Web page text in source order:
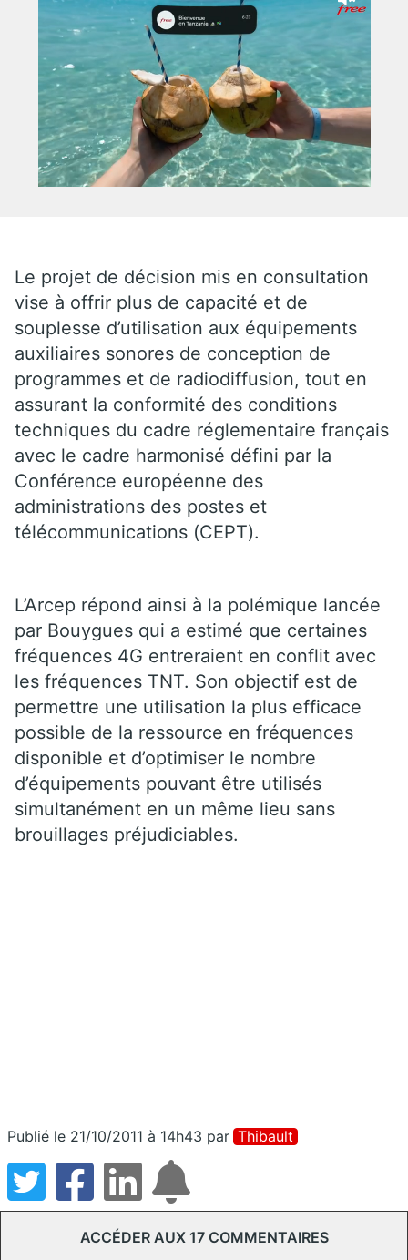
Le projet de décision mis en consultation
vise à offrir plus de capacité et de
souplesse d’utilisation aux équipements
auxiliaires sonores de conception de
programmes et de radiodiffusion, tout en
assurant la conformité des conditions
techniques du cadre réglementaire français
avec le cadre harmonisé défini par la
Conférence européenne des
administrations des postes et
télécommunications (CEPT).
L’Arcep répond ainsi à la polémique lancée
par Bouygues qui a estimé que certaines
fréquences 4G entreraient en conflit avec
les fréquences TNT. Son objectif est de
permettre une utilisation la plus efficace
possible de la ressource en fréquences
disponible et d’optimiser le nombre
d’équipements pouvant être utilisés
simultanément en un même lieu sans
brouillages préjudiciables.
Publié le 21/10/2011 à 14h43 par Thibault
ACCÉDER AUX 17 COMMENTAIRES